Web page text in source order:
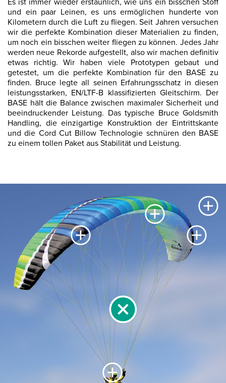
und ein paar Leinen, es uns ermöglichen hunderte von
Kilometern durch die Luft zu fliegen. Seit Jahren versuchen
wir die perfekte Kombination dieser Materialien zu finden,
um noch ein bisschen weiter fliegen zu können. Jedes Jahr
werden neue Rekorde aufgestellt, also wir machen definitiv
etwas richtig. Wir haben viele Prototypen gebaut und
getestet, um die perfekte Kombination für den BASE zu
finden. Bruce legte all seinen Erfahrungsschatz in diesen
leistungsstarken, EN/LTF-B klassifizierten Gleitschirm. Der
BASE hält die Balance zwischen maximaler Sicherheit und
beeindruckender Leistung. Das typische Bruce Goldsmith
Handling, die einzigartige Konstruktion der Eintrittskante
und die Cord Cut Billow Technologie schnüren den BASE
zu einem tollen Paket aus Stabilität und Leistung.